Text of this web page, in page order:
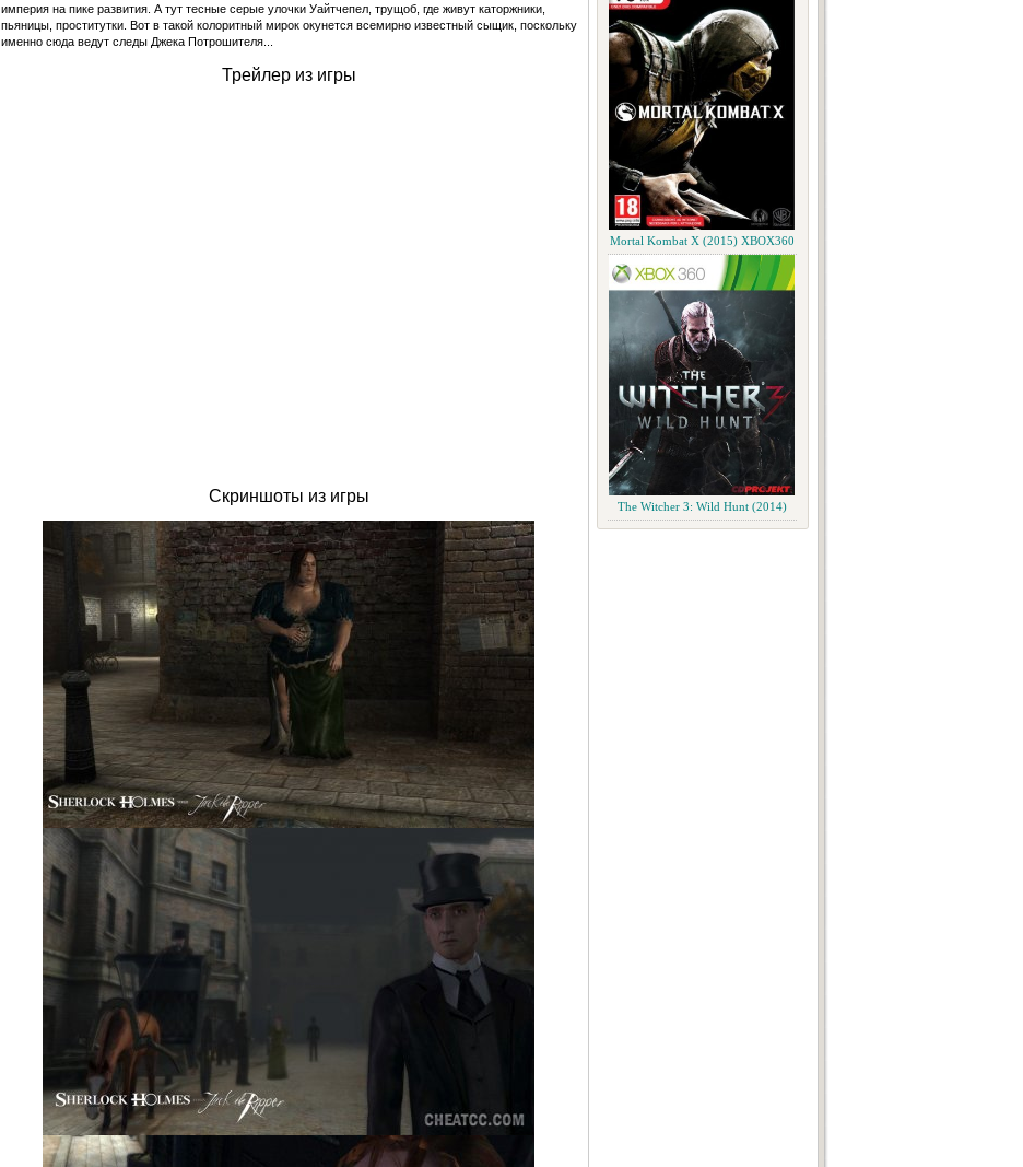
Mortal Kombat X (2015) XBOX360
The Witcher 3: Wild Hunt (2014)
империя на пике развития. А тут тесные серые улочки Уайтчепел, трущоб, где живут каторжники,
пьяницы, проститутки. Вот в такой колоритный мирок окунется всемирно известный сыщик, поскольку
именно сюда ведут следы Джека Потрошителя...
Трейлер из игры
Скриншоты из игры